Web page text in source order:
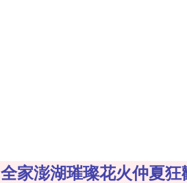
全家澎湖璀璨花火仲夏狂